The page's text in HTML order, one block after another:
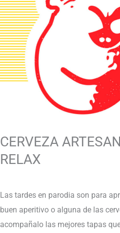
CERVEZA
RELAX
Las tardes en parodia son para
buen aperitivo o alguna de las
acompañalo las mejores tapas